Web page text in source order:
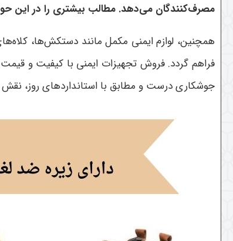
مصرف‌کنندگان می‌دهد. مطالب بیشتری را در این
همچنین، لوازم ایمنی مکمل مانند دستکش‌ها،
فراهم گردد. فروش تجهیزات ایمنی با کیفیت و
جوشکاری درست و مطابق با استانداردهای روز،